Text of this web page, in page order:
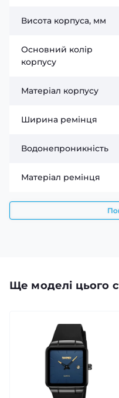
Висота корпуса, мм
Основний колір
корпусу
Матеріал корпусу
Ширина ремінця
Водонепроникність
Матеріал ремінця
Ще моделі цього